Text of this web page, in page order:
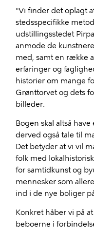
"Vi finder det oplagt
stedsspecifikke
udstillingsstedet
anmode de
med, samt en række
erfaringer og
historier om mange
Grønttorvet og dets
billeder.
Bogen skal altså
derved også tale til
Det betyder at vi vil
folk med
for samtidkunst og
mennesker som
ind i de nye boliger
Konkret håber vi på
beboerne i